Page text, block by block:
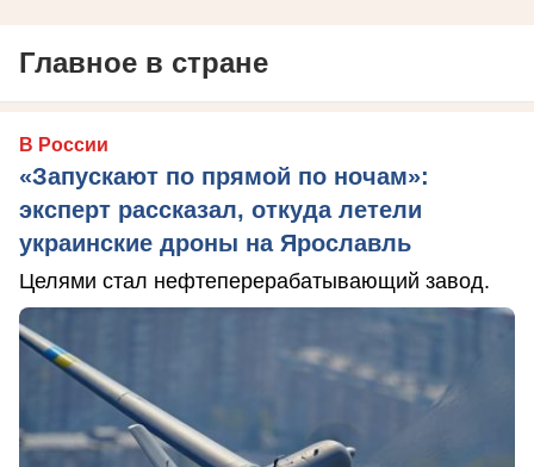
Главное в стране
В России
«Запускают по прямой по ночам»:
эксперт рассказал, откуда летели
украинские дроны на Ярославль
Целями стал нефтеперерабатывающий завод.